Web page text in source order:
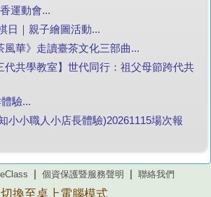
運動會...
日｜親子繪圖活動...
風華》走讀臺茶文化三部曲...
代共學教室】世代同行：祖父母節跨代共
驗...
小小職人小店長體驗)20261115場次報
個資保護暨服務聲明 聯絡我們
切換至桌上電腦模式